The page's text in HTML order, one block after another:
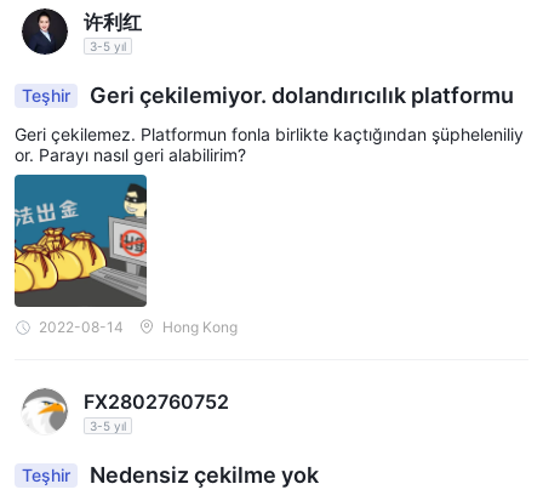
许利红
3-5 yıl
Teşhir Geri çekilemiyor. dolandırıcılık platformu
Geri çekilemez. Platformun fonla birlikte kaçtığından şüpheleniliy
or. Parayı nasıl geri alabilirim?
2022-08-14 Hong Kong
FX2802760752
3-5 yıl
Teşhir Nedensiz çekilme yok